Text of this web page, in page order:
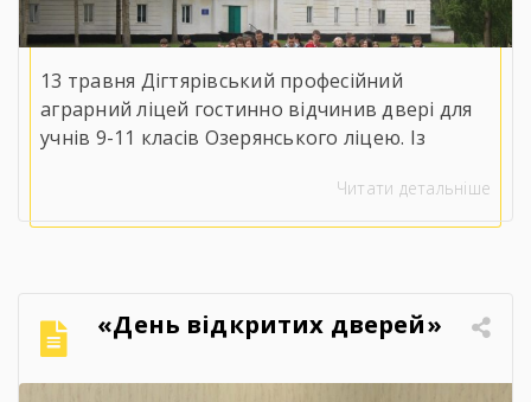
13 травня Дігтярівський професійний
аграрний ліцей гостинно відчинив двері для
учнів 9-11 класів Озерянського ліцею. Із
звернувся заступник директора з навчально-
виробничої роботи Сергій Коломієць, який
навчання та правилами прийому на 2026 рік.
Для гостей організували оглядову екскурсію
кабінетами, майстернями, лабораторіями та
Читати детальніше
«День відкритих дверей»